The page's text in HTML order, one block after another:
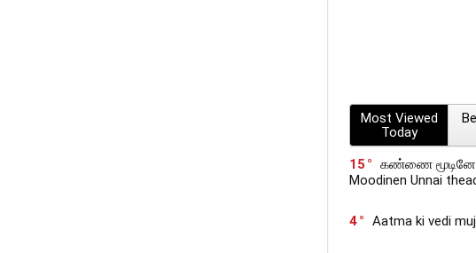
Most Viewed
Today
15
கண்ணை
Moodinen Unnai
4 Aatma ki vedi